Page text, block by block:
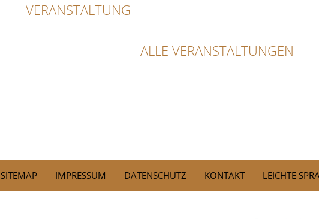
VERANSTALTUNG
ALLE VERANSTALTUNGEN
SITEMAP IMPRESSUM DATENSCHUTZ KONTAKT LEICHTE